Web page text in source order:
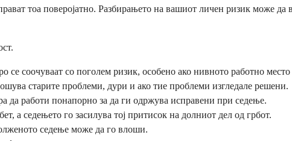
тоа поверојатно. Разбирањето на вашиот личен ризик може да
соочуваат со поголем ризик, особено ако нивното работно
старите проблеми, дури и ако тие проблеми изгледале решени.
да работи понапорно за да ги одржува исправени при седење.
а седењето го засилува тој притисок на долниот дел од грбот.
седење може да го влоши.